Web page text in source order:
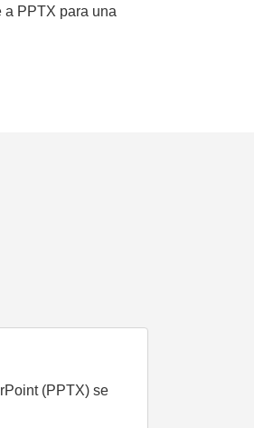
a PPTX para una
(PPTX) se